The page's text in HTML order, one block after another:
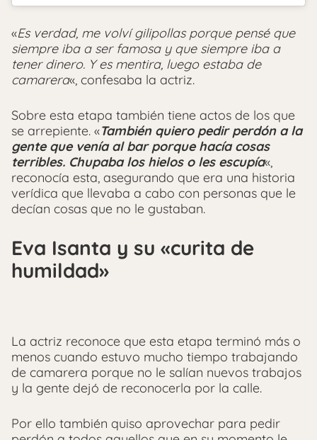
«Es verdad, me volví gilipollas porque pensé que
siempre iba a ser famosa y que siempre iba a
tener dinero. Y es mentira, luego estaba de
camarera«, confesaba la actriz.
Sobre esta etapa también tiene actos de los que
se arrepiente. «También quiero pedir perdón a la
gente que venía al bar porque hacía cosas
terribles. Chupaba los hielos o les escupía«,
reconocía esta, asegurando que era una historia
verídica que llevaba a cabo con personas que le
decían cosas que no le gustaban.
Eva Isanta y su «curita de
humildad»
La actriz reconoce que esta etapa terminó más o
menos cuando estuvo mucho tiempo trabajando
de camarera porque no le salían nuevos trabajos
y la gente dejó de reconocerla por la calle.
Por ello también quiso aprovechar para pedir